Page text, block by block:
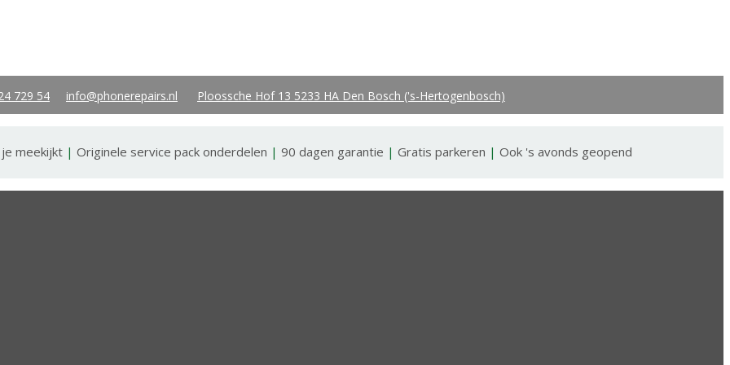
729 54 info@phonerepairs.nl Ploossche Hof 13 5233 HA Den Bosch ('s-Hertogenbosch)
meekijkt | Originele service pack onderdelen | 90 dagen garantie | Gratis parkeren | Ook 's avonds geopend